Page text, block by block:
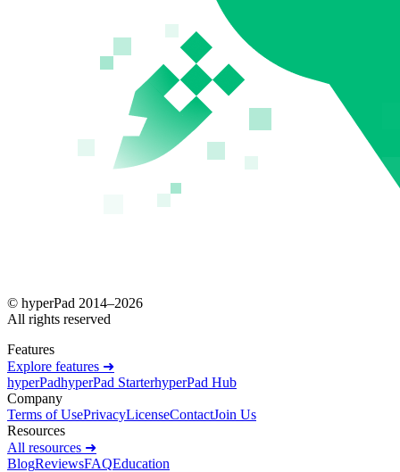
© hyperPad 2014–2026
All rights reserved
Features
Explore features ➜
hyperPadhyperPad StarterhyperPad Hub
Company
Terms of UsePrivacyLicenseContactJoin Us
Resources
All resources ➜
BlogReviewsFAQEducation